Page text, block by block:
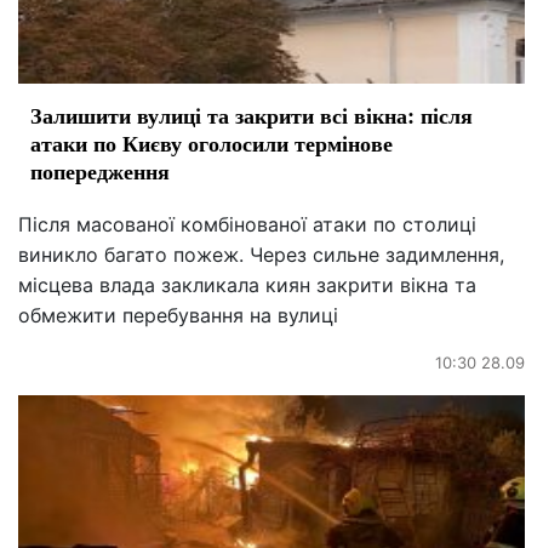
Залишити вулиці та закрити всі вікна: після
атаки по Києву оголосили термінове
попередження
Після масованої комбінованої атаки по столиці
виникло багато пожеж. Через сильне задимлення,
місцева влада закликала киян закрити вікна та
обмежити перебування на вулиці
10:30 28.09